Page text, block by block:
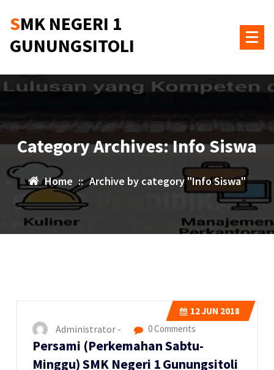
SMK NEGERI 1
GUNUNGSITOLI
Category Archives: Info Siswa
Home :: Archive by category "Info Siswa"
12JUN 2018
Administrator - 0 Comments
Persami (Perkemahan Sabtu-
Minggu) SMK Negeri 1 Gunungsitoli